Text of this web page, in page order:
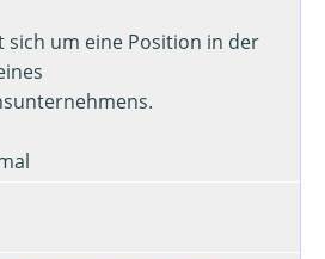
sich um eine Position in der